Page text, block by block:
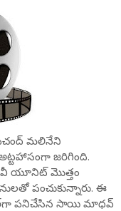
మలినేని
జరిగింది.
యూనిట్ మొత్తం
పంచుకున్నారు. ఈ
పనిచేసిన సాయి మాధవ్